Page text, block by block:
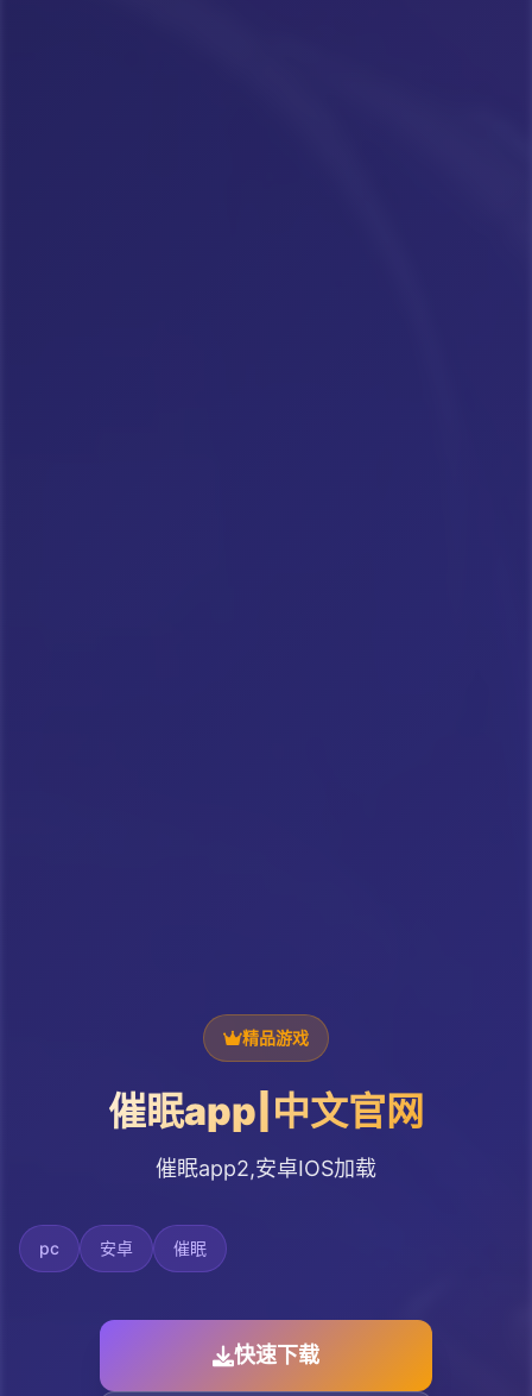
精品游戏
催眠app|中文官网
催眠app2,安卓IOS加载
pc 安卓 催眠
快速下载